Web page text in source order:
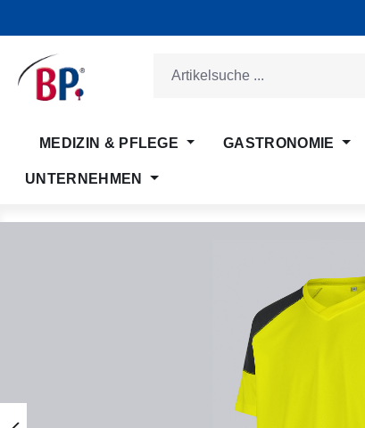
MEDIZIN & PFLEGE GASTRONOMIE
UNTERNEHMEN